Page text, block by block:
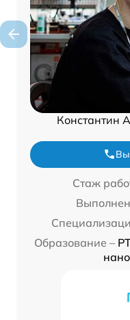
Константин
Стаж
Образование –